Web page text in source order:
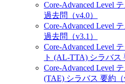
Core-Advanced Level
過去問（v4.0）
Core-Advanced Level
過去問（v3.1）
Core-Advanced Level
ト (AL-TTA) シラバス
Core-Advanced Level
(TAE) シラバス 要約（